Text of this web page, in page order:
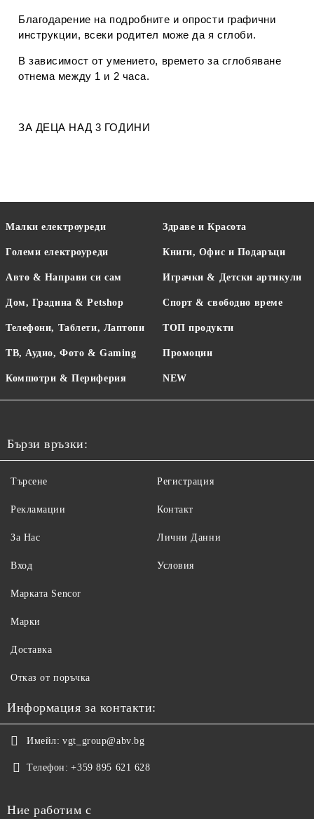
Благодарение на подробните и опрости графични
инструкции, всеки родител може да я сглоби.
В зависимост от умението, времето за сглобяване
отнема между 1 и 2 часа.
ЗА ДЕЦА НАД 3 ГОДИНИ
Малки електроуреди
Големи електроуреди
Авто & Направи си сам
Дом, Градина & Petshop
Телефони, Таблети, Лаптопи
ТВ, Аудио, Фото & Gaming
Компютри & Периферия
Здраве и Красота
Книги, Офис и Подаръци
Играчки & Детски артикули
Спорт & свободно време
ТОП продукти
Промоции
NEW
Бързи връзки:
Търсене
Рекламации
За Нас
Вход
Регистрация
Контакт
Лични Данни
Условия
Maрката Sencor
Марки
Доставка
Отказ от поръчка
Информация за контакти:
Имейл: vgt_group@abv.bg
Телефон: +359 895 621 628
Ние работим с